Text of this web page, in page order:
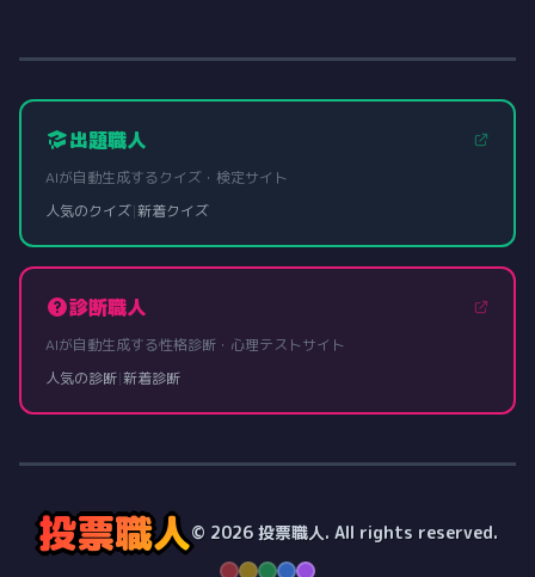
出題職人
AIが自動生成するクイズ・検定サイト
人気のクイズ|新着クイズ
診断職人
AIが自動生成する性格診断・心理テストサイト
人気の診断|新着診断
投票職人© 2026 投票職人. All rights reserved.